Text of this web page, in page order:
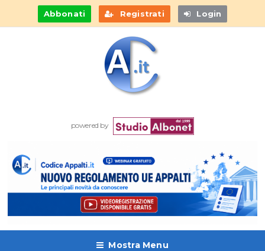
Abbonati Registrati Login
powered by
Mostra Menu